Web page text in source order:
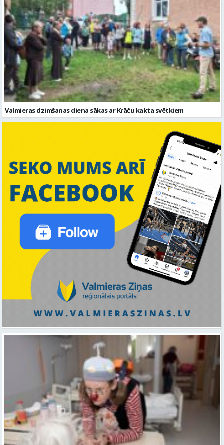
Valmieras dzimšanas diena sākas ar Krāču kakta svētkiem
Ar smaidu un profesionālu sirdsiltumu: Dakteri Klauni uzsāk darbu
ar senioriem Vidzemes slimnīcā